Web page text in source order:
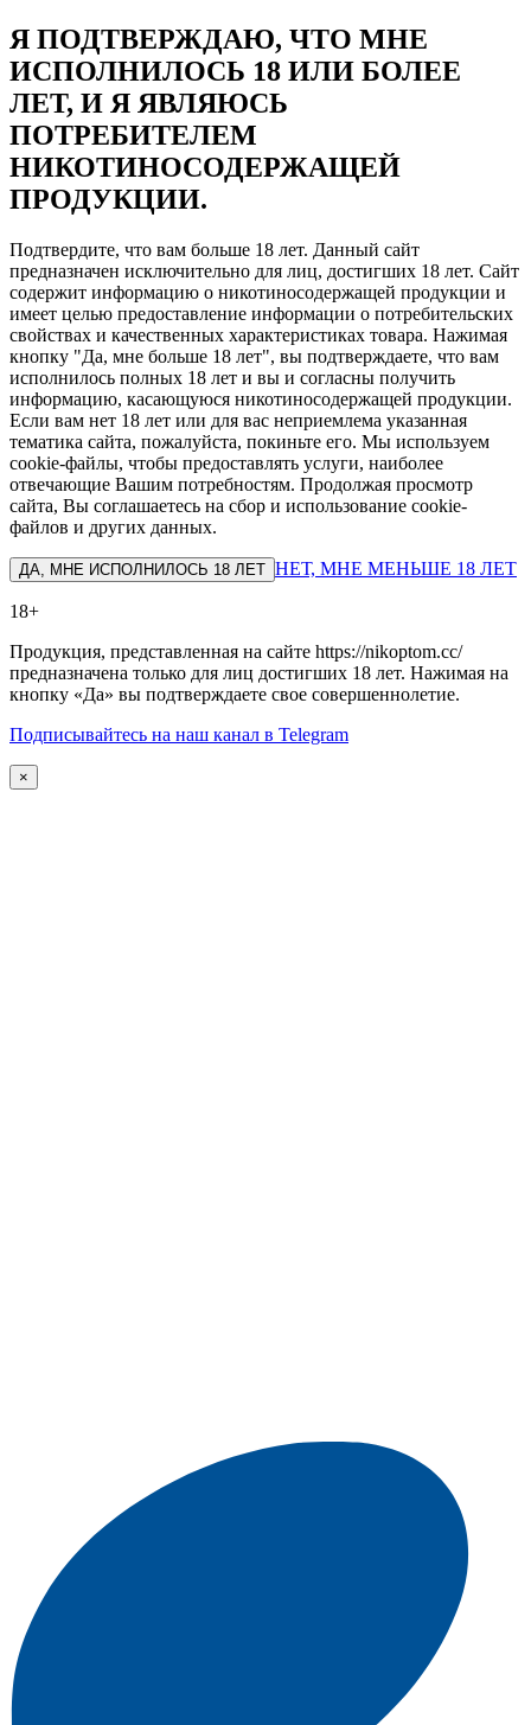
Я ПОДТВЕРЖДАЮ, ЧТО МНЕ
ИСПОЛНИЛОСЬ 18 ИЛИ БОЛЕЕ
ЛЕТ, И Я ЯВЛЯЮСЬ
ПОТРЕБИТЕЛЕМ
НИКОТИНОСОДЕРЖАЩЕЙ
ПРОДУКЦИИ.
Подтвердите, что вам больше 18 лет. Данный сайт
предназначен исключительно для лиц, достигших 18 лет. Сайт
содержит информацию о никотиносодержащей продукции и
имеет целью предоставление информации о потребительских
свойствах и качественных характеристиках товара. Нажимая
кнопку "Да, мне больше 18 лет", вы подтверждаете, что вам
исполнилось полных 18 лет и вы и согласны получить
информацию, касающуюся никотиносодержащей продукции.
Если вам нет 18 лет или для вас неприемлема указанная
тематика сайта, пожалуйста, покиньте его. Мы используем
cookie-файлы, чтобы предоставлять услуги, наиболее
отвечающие Вашим потребностям. Продолжая просмотр
сайта, Вы соглашаетесь на сбор и использование cookie-
файлов и других данных.
ДА, МНЕ ИСПОЛНИЛОСЬ 18 ЛЕТ НЕТ, МНЕ МЕНЬШЕ 18 ЛЕТ
18+
Продукция, представленная на сайте https://nikoptom.cc/
предназначена только для лиц достигших 18 лет. Нажимая на
кнопку «Да» вы подтверждаете свое совершеннолетие.
Подписывайтесь на наш канал в Telegram
×